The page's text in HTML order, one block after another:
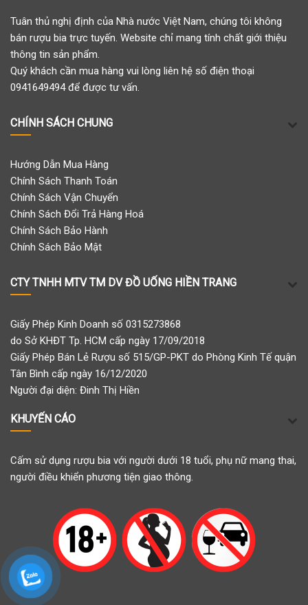
Tuân thủ nghị định của Nhà nước Việt Nam, chúng tôi không
bán rượu bia trực tuyến. Website chỉ mang tính chất giới thiệu
thông tin sản phẩm.
Quý khách cần mua hàng vui lòng liên hệ số điện thoại
0941649494 để được tư vấn.
CHÍNH SÁCH CHUNG
Hướng Dẫn Mua Hàng
Chính Sách Thanh Toán
Chính Sách Vận Chuyển
Chính Sách Đổi Trả Hàng Hoá
Chính Sách Bảo Hành
Chính Sách Bảo Mật
CTY TNHH MTV TM DV ĐỒ UỐNG HIỀN TRANG
Giấy Phép Kinh Doanh số 0315273868
do Sở KHĐT Tp. HCM cấp ngày 17/09/2018
Giấy Phép Bán Lẻ Rượu số 515/GP-PKT do Phòng Kinh Tế quận
Tân Bình cấp ngày 16/12/2020
Người đại diện: Đinh Thị Hiền
KHUYẾN CÁO
Cấm sử dụng rượu bia với người dưới 18 tuổi, phụ nữ mang thai,
người điều khiển phương tiện giao thông.